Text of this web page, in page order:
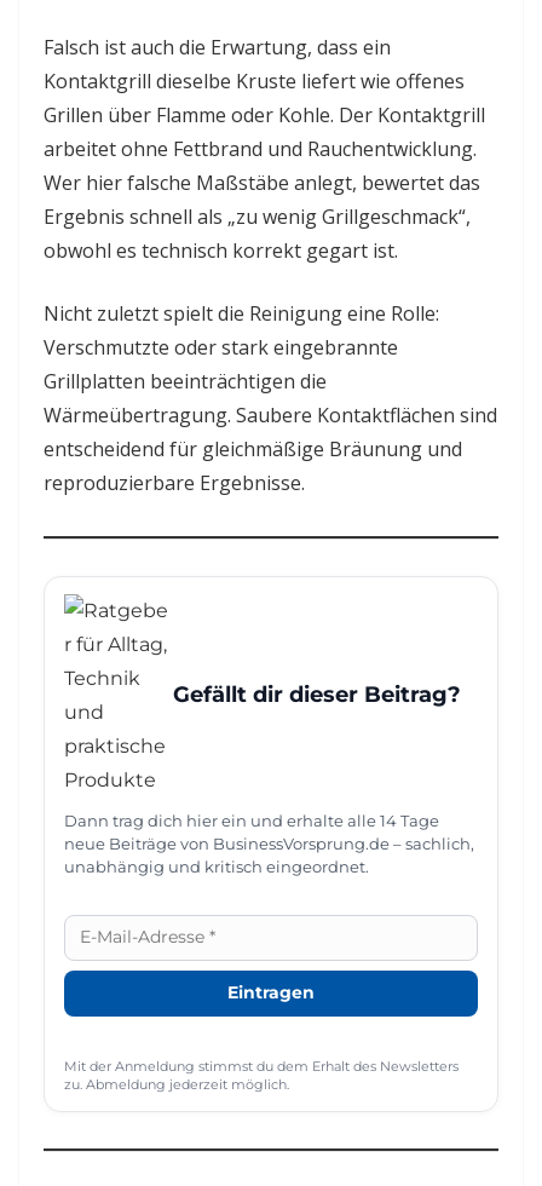
Falsch ist auch die Erwartung, dass ein
Kontaktgrill dieselbe Kruste liefert wie offenes
Grillen über Flamme oder Kohle. Der Kontaktgrill
arbeitet ohne Fettbrand und Rauchentwicklung.
Wer hier falsche Maßstäbe anlegt, bewertet das
Ergebnis schnell als „zu wenig Grillgeschmack“,
obwohl es technisch korrekt gegart ist.
Nicht zuletzt spielt die Reinigung eine Rolle:
Verschmutzte oder stark eingebrannte
Grillplatten beeinträchtigen die
Wärmeübertragung. Saubere Kontaktflächen sind
entscheidend für gleichmäßige Bräunung und
reproduzierbare Ergebnisse.
Gefällt dir dieser Beitrag?
Dann trag dich hier ein und erhalte alle 14 Tage
neue Beiträge von BusinessVorsprung.de – sachlich,
unabhängig und kritisch eingeordnet.
Mit der Anmeldung stimmst du dem Erhalt des Newsletters
zu. Abmeldung jederzeit möglich.